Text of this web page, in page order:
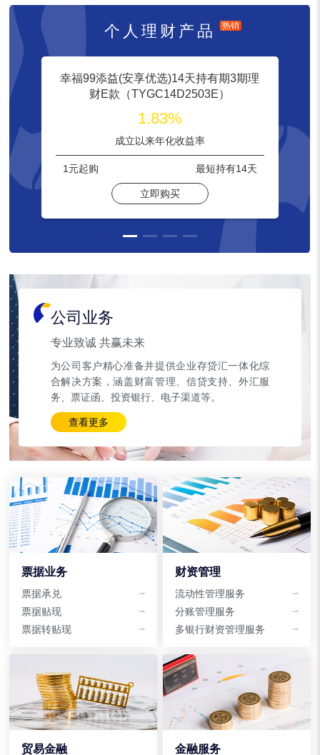
个人理财产品 热销
幸福99添益(安享优选)14天持有期3期理
财E款（TYGC14D2503E）
1.83%
成立以来年化收益率
1元起购 最短持有14天
立即购买
公司业务
专业致诚 共赢未来
为公司客户精心准备并提供企业存贷汇一体化综
合解决方案，涵盖财富管理、信贷支持、外汇服
务、票证函、投资银行、电子渠道等。
查看更多
票据业务
票据承兑
票据贴现
票据转贴现
财资管理
流动性管理服务
分账管理服务
多银行财资管理服务
贸易金融 金融服务